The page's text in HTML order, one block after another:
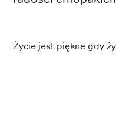
Życie jest piękne gdy